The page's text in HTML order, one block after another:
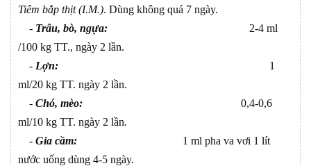
Tiêm bắp thịt (I.M.). Dùng không quá 7 ngày.
- Trâu, bò, ngựa:
2-4 ml
/100 kg TT., ngày 2 lần.
- Lợn:
1
ml/20 kg TT. ngày 2 lần.
- Chó, mèo:
0,4-0,6
ml/10 kg TT. ngày 2 lần.
- Gia cầm:
1 ml pha va vơi 1 lít
nước uống dùng 4-5 ngày.